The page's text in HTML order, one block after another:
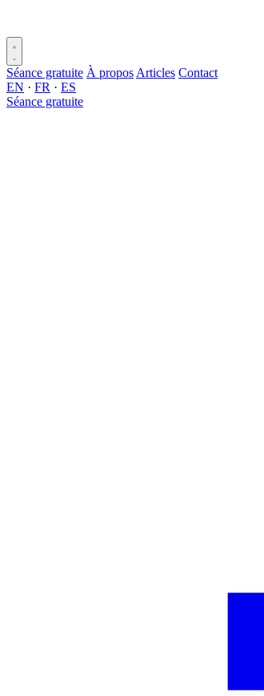
Séance gratuite À propos Articles Contact
EN · FR · ES
Séance gratuite